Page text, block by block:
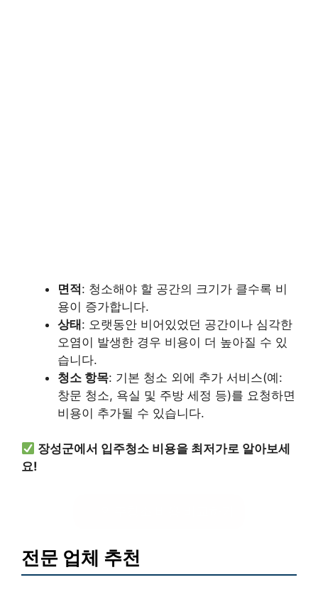
면적: 청소해야 할 공간의 크기가 클수록 비
용이 증가합니다.
상태: 오랫동안 비어있었던 공간이나 심각한
오염이 발생한 경우 비용이 더 높아질 수 있
습니다.
청소 항목: 기본 청소 외에 추가 서비스(예:
창문 청소, 욕실 및 주방 세정 등)를 요청하면
비용이 추가될 수 있습니다.
장성군에서 입주청소 비용을 최저가로 알아보세
요!
전문 업체 추천